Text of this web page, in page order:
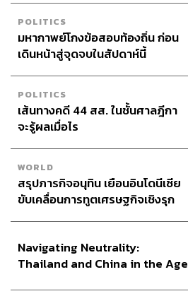
POLITICS
มหากาพย์โกงข้อสอบท้องถิ่น ก่อน
เดินหน้าสู่จุดจบในสัปดาห์นี้
POLITICS
เส้นทางคดี 44 สส. ในชั้นศาลฎีกา
จะรู้ผลเมื่อไร
WORLD
สรุปภารกิจอนุทิน เยือนอินโดนีเซีย
ขับเคลื่อนการทูตเศรษฐกิจเชิงรุก
Navigating Neutrality:
Thailand and China in the Age